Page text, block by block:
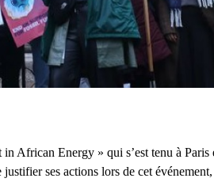
African Energy » qui s’est tenu à Paris
ses actions lors de cet